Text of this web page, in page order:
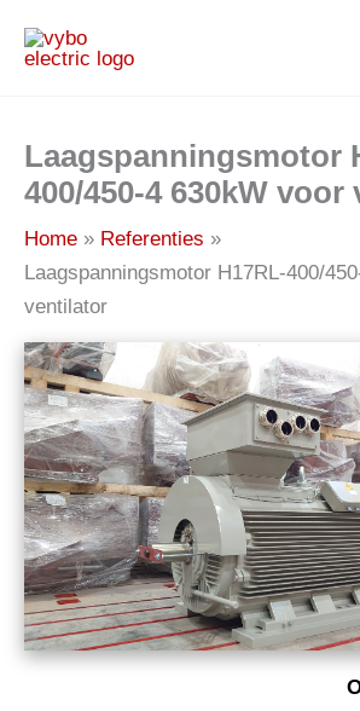
naar
Laagspanningsmotor
400/450-4 630kW
Home
Referenties
Laagspanningsmotor H17RL-400/
ventilator